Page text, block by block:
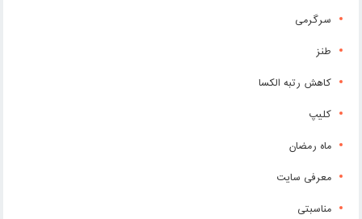
سرگرمی
طنز
کاهش رتبه الکسا
کلیپ
ماه رمضان
معرفی سایت
مناسبتی